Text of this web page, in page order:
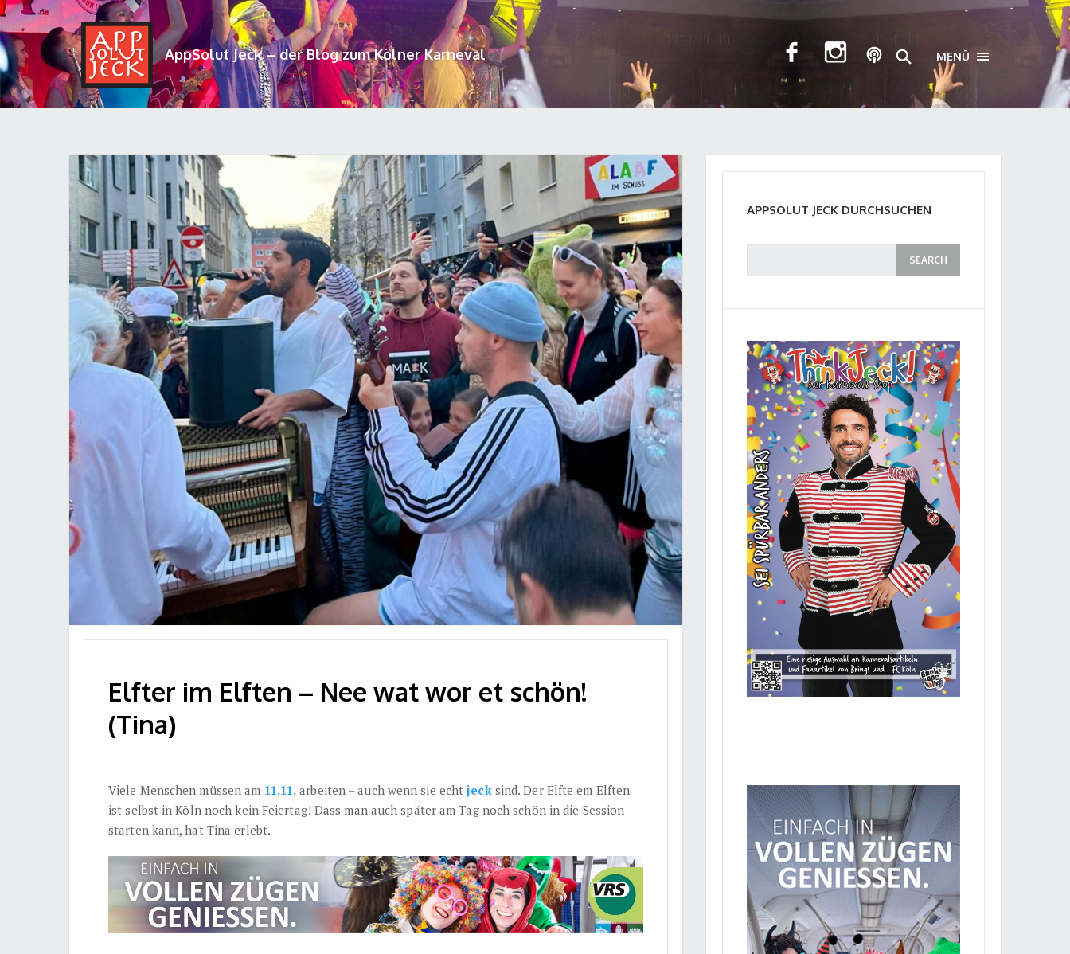
AppSolut Jeck – der Blog zum Kölner Karneval MENÜ TOGGLE
Elfter im Elften – Nee wat wor et schön!
(Tina)
Viele Menschen müssen am 11.11. arbeiten – auch wenn sie echtjecksind. Der Elfte em Elften
ist selbst in Köln noch kein Feiertag! Dass man auch später am Tag noch schön in die Session
starten kann, hat Tina erlebt.
APPSOLUT JECK DURCHSUCHEN